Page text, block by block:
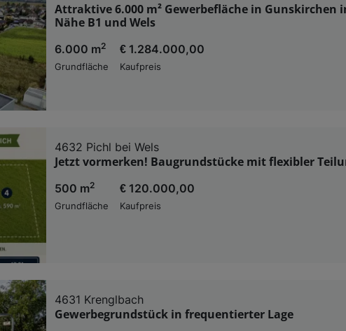
Attraktive 6.000 m² Gewerbefläche in Gunskirchen
Nähe B1 und Wels
6.000 m2
Grundfläche
€ 1.284.000,00
Kaufpreis
4632 Pichl bei Wels
Jetzt vormerken! Baugrundstücke mit flexibler
500 m2
Grundfläche
€ 120.000,00
Kaufpreis
4631 Krenglbach
Gewerbegrundstück in frequentierter Lage